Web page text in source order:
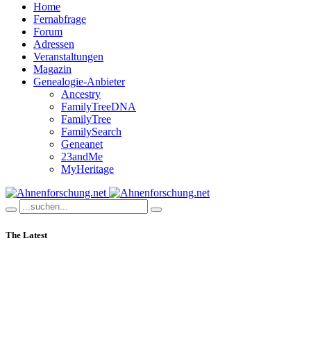
Home
Fernabfrage
Forum
Adressen
Veranstaltungen
Magazin
Genealogie-Anbieter
Ancestry
FamilyTreeDNA
FamilyTree
FamilySearch
Geneanet
23andMe
MyHeritage
The Latest